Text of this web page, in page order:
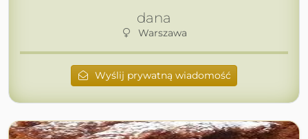
dana
Warszawa
Wyślij prywatną wiadomość